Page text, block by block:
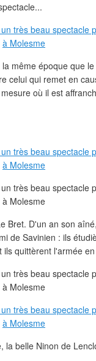
même époque que
celui qui remet en
où il est
Bret. D'un an son
de Savinien : ils
quittèrent l'armée
la belle Ninon de